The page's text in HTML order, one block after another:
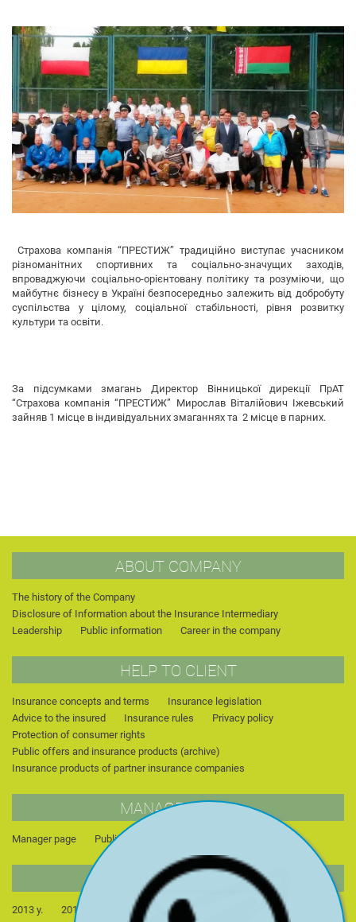
Страхова компанія “ПРЕСТИЖ” традиційно виступає учасником
різноманітних спортивних та соціально-значущих заходів,
впроваджуючи соціально-орієнтовану політику та розуміючи, що
майбутнє бізнесу в Україні безпосередньо залежить від добробуту
суспільства у цілому, соціальної стабільності, рівня розвитку
культури та освіти.
За підсумками змагань Директор Вінницької дирекції ПрАТ
“Страхова компанія “ПРЕСТИЖ” Мирослав Віталійович Іжевський
зайняв 1 місце в індивідуальних змаганнях та 2 місце в парних.
ABOUT COMPANY
The history of the Company
Disclosure of Information about the Insurance Intermediary
Leadership
Public information Career in the company
HELP TO CLIENT
Insurance concepts and terms
Insurance legislation
Advice to the insured
Insurance rules
Privacy policy
Protection of consumer rights
Public offers and insurance products (archive)
Insurance products of partner insurance companies
MANAGER PAGE
Manager page Publications
NEWS
2013 y. 2014 y.
2015 y.
2022 y.
2024 y.